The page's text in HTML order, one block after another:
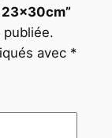
23x30cm”
publiée.
avec *